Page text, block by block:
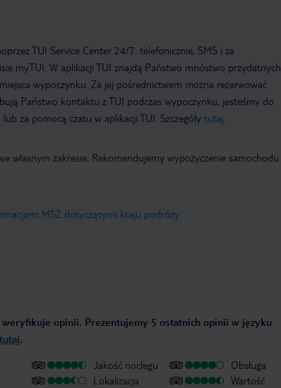
TUI Service Center 24/7: telefonicznie, SMS i za
myTUI. W aplikacji TUI znajdą Państwo mnóstwo przydatnych
wypoczynku. Za jej pośrednictwem można rezerwować
Państwo kontaktu z TUI podczas wypoczynku, jesteśmy do
za pomocą czatu w aplikacji TUI. Szczegóły tutaj
własnym zakresie. Rekomendujemy wypożyczenie samochodu
MSZ dotyczącymi kraju podróży.
opinii. Prezentujemy 5 ostatnich opinii w języku
tutaj.
Jakość noclegu
Lokalizacja
Obsługa
Wartość